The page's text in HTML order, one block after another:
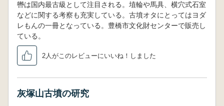
轡は国内最古級として注目される。埴輪や馬具、横穴式石室
などに関する考察も充実している。古墳オタにとってはヨダ
レもんの一冊となっている。豊橋市文化財センターで販売し
ている。
2人がこのレビューにいいね！しました
灰塚山古墳の研究